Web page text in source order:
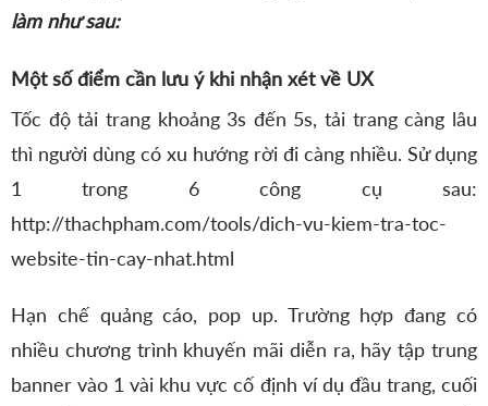
làm như sau:
Một số điểm cần lưu ý khi nhận xét về UX
Tốc độ tải trang khoảng 3s đến 5s, tải trang càng lâu
thì người dùng có xu hướng rời đi càng nhiều. Sử dụng
1 trong 6 công cụ sau:
http://thachpham.com/tools/dich-vu-kiem-tra-toc-
website-tin-cay-nhat.html
Hạn chế quảng cáo, pop up. Trường hợp đang có
nhiều chương trình khuyến mãi diễn ra, hãy tập trung
banner vào 1 vài khu vực cố định ví dụ đầu trang, cuối